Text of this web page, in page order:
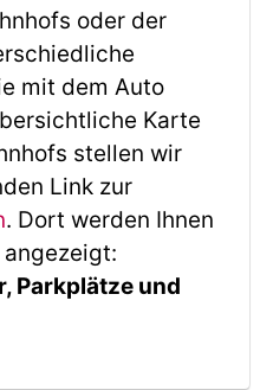
oder der
mit dem Auto
Karte
stellen wir
Link zur
. Dort werden Ihnen
Parkplätze und